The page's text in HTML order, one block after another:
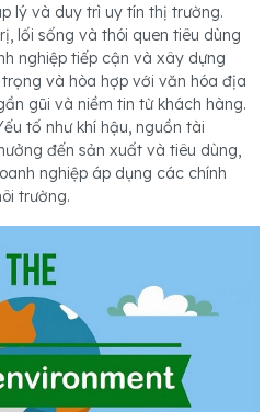
lý và duy trì uy tín thị trường.
lối sống và thói quen tiêu dùng
nghiệp tiếp cận và xây dựng
và hòa hợp với văn hóa địa
gũi và niềm tin từ khách hàng.
tố như khí hậu, nguồn tài
đến sản xuất và tiêu dùng,
nghiệp áp dụng các chính
trường.